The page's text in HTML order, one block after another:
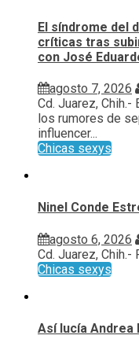
El síndrome del
críticas tras
con José
agosto 7, 2026
Cd. Juarez, Chih.-
los rumores de
influencer...
Chicas sexys
Ninel Conde
agosto 6, 2026
Cd. Juarez, Chih.-
Chicas sexys
Así lucía Andrea